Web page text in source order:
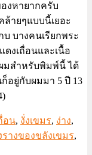
งหายากครับ
ล้ายๆแบบนี้เยอะ
บางคนเรียกพระ
งเถื่อนและเนื้อ
มสำหรับพิมพ์นี้ ได้
อยู่กับผมมา 5 ปี 13
อน, งั่งเขมร, ง่าง,
รางของขลังเขมร,